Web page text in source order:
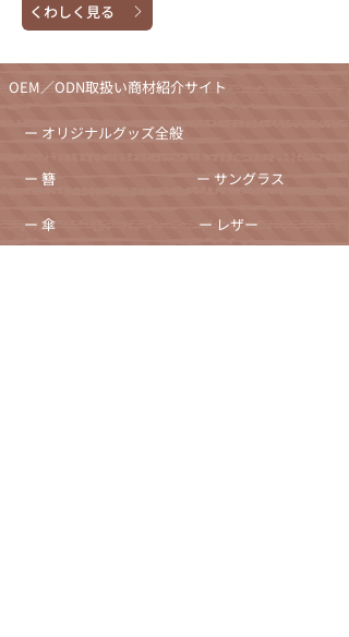
くわしく見る
OEM／ODN取扱い商材紹介サイト
ー オリジナルグッズ全般
ー 簪 ー サングラス
ー 傘 ー レザー